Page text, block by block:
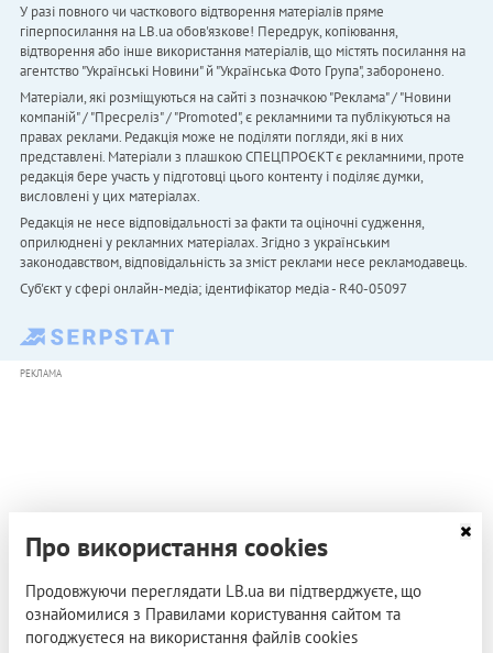
У разі повного чи часткового відтворення матеріалів пряме
гіперпосилання на LB.ua обов'язкове! Передрук, копіювання,
відтворення або інше використання матеріалів, що містять посилання на
агентство "Українськi Новини" й "Українська Фото Група", заборонено.
Матеріали, які розміщуються на сайті з позначкою "Реклама" / "Новини
компаній" / "Пресреліз" / "Promoted", є рекламними та публікуються на
правах реклами. Редакція може не поділяти погляди, які в них
представлені. Матеріали з плашкою СПЕЦПРОЄКТ є рекламними, проте
редакція бере участь у підготовці цього контенту і поділяє думки,
висловлені у цих матеріалах.
Редакція не несе відповідальності за факти та оціночні судження,
оприлюднені у рекламних матеріалах. Згідно з українським
законодавством, відповідальність за зміст реклами несе рекламодавець.
Cуб'єкт у сфері онлайн-медіа; ідентифікатор медіа - R40-05097
РЕКЛАМА
Про використання cookies
Продовжуючи переглядати LB.ua ви підтверджуєте, що
ознайомилися з Правилами користування сайтом та
погоджуєтеся на використання файлів cookies